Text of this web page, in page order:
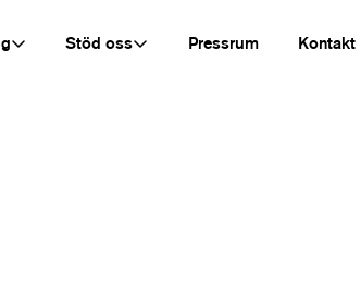
Stöd oss Pressrum Kontakt